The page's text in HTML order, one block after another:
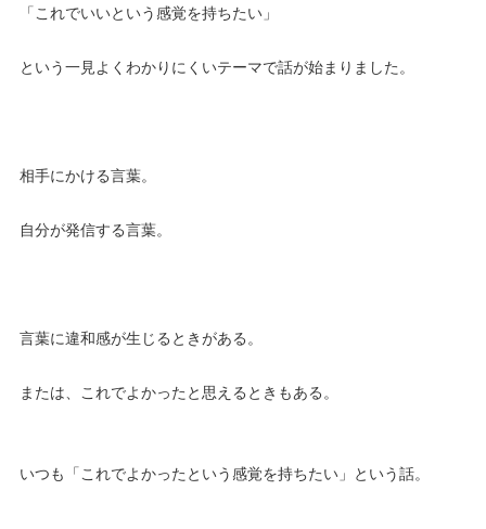
「これでいいという感覚を持ちたい」
という一見よくわかりにくいテーマで話が始まりました。
相手にかける言葉。
自分が発信する言葉。
言葉に違和感が生じるときがある。
または、これでよかったと思えるときもある。
いつも「これでよかったという感覚を持ちたい」という話。